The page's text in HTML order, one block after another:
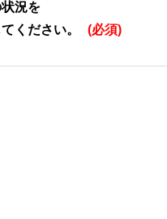
況を
ください。
(必須)